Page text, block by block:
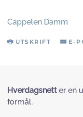
Cappelen Damm
UTSKRIFT E-
Hverdagsnett er en
formål.